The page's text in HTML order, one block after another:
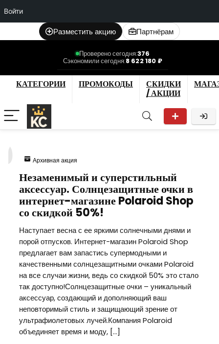
Войти
Разместить акцию Партнёрам
Проверено сегодня:376
Сэкономили сегодня:8 622 180 ₽
КАТЕГОРИИ ПРОМОКОДЫ
СКИДКИ
/ АКЦИИ
Архивная акция
Незаменимый и суперстильный
аксессуар. Солнцезащитные очки в
интернет-магазине Polaroid Shop
со скидкой 50%!
Наступает весна с ее яркими солнечными днями и
порой отпусков. Интернет-магазин Polaroid Shop
предлагает вам запастись супермодными и
качественными солнцезащитными очками Polaroid
на все случаи жизни, ведь со скидкой 50% это стало
так доступно!Солнцезащитные очки – уникальный
аксессуар, создающий и дополняющий ваш
неповторимый стиль и защищающий зрение от
ультрафиолетовых лучей.Компания Polaroid
объединяет время и моду, […]